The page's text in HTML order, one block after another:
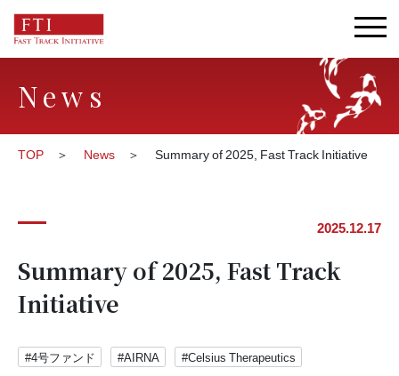
News
TOP News Summary of 2025, Fast Track Initiative
Summary of 2025, Fast Track
Initiative
2025.12.17
#4号ファンド #AIRNA
#Celsius Therapeutics